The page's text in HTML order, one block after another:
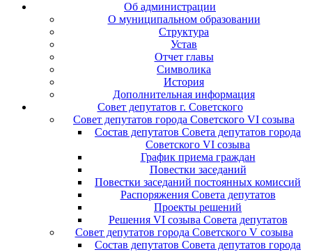
Об администрации
О муниципальном образовании
Структура
Устав
Отчет главы
Символика
История
Дополнительная информация
Совет депутатов г. Советского
Совет депутатов города Советского VI созыва
Состав депутатов Совета депутатов города
Советского VI созыва
График приема граждан
Повестки заседаний
Повестки заседаний постоянных комиссий
Распоряжения Совета депутатов
Проекты решений
Решения VI созыва Совета депутатов
Совет депутатов города Советского V созыва
Состав депутатов Совета депутатов города